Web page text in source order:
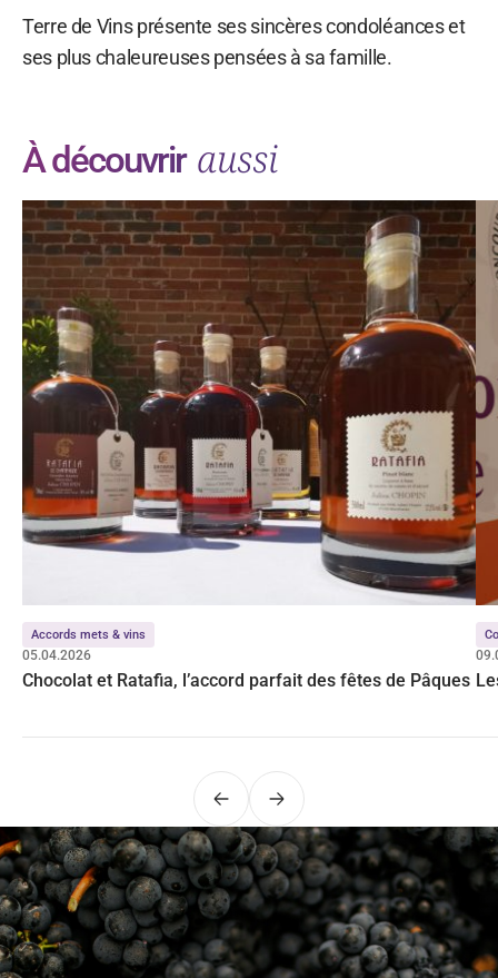
Terre de Vins présente ses sincères condoléances et
ses plus chaleureuses pensées à sa famille.
À découvrir aussi
Accords mets & vins
05.04.2026
Chocolat et Ratafia, l’accord parfait des fêtes de Pâques
PrécédentSuivant